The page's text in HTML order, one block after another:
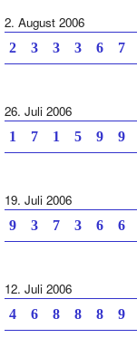
2. August 2006
2 3 3 3 6 7
26. Juli 2006
1 7 1 5 9 9
19. Juli 2006
9 3 7 3 6 6
12. Juli 2006
4 6 8 8 8 9